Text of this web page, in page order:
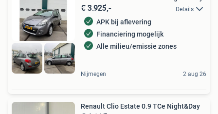
€ 3.925,- Details
APK bij aflevering
Financiering mogelijk
Alle milieu/emissie zones
Nijmegen 2 aug 26
Renault Clio Estate 0.9 TCe Night&Day